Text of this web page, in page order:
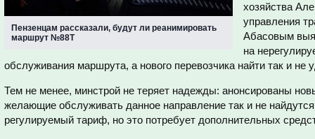
Пензенцам рассказали, будут ли реанимировать
маршрут №88Т
хозяйства
управления
Абасовым
на
обслуживания маршрута, а нового перевозчика найти так и не
Тем не менее, минстрой не теряет надежды: анонсированы
желающие обслуживать данное направление так и не
регулируемый тариф, но это потребует дополнительных